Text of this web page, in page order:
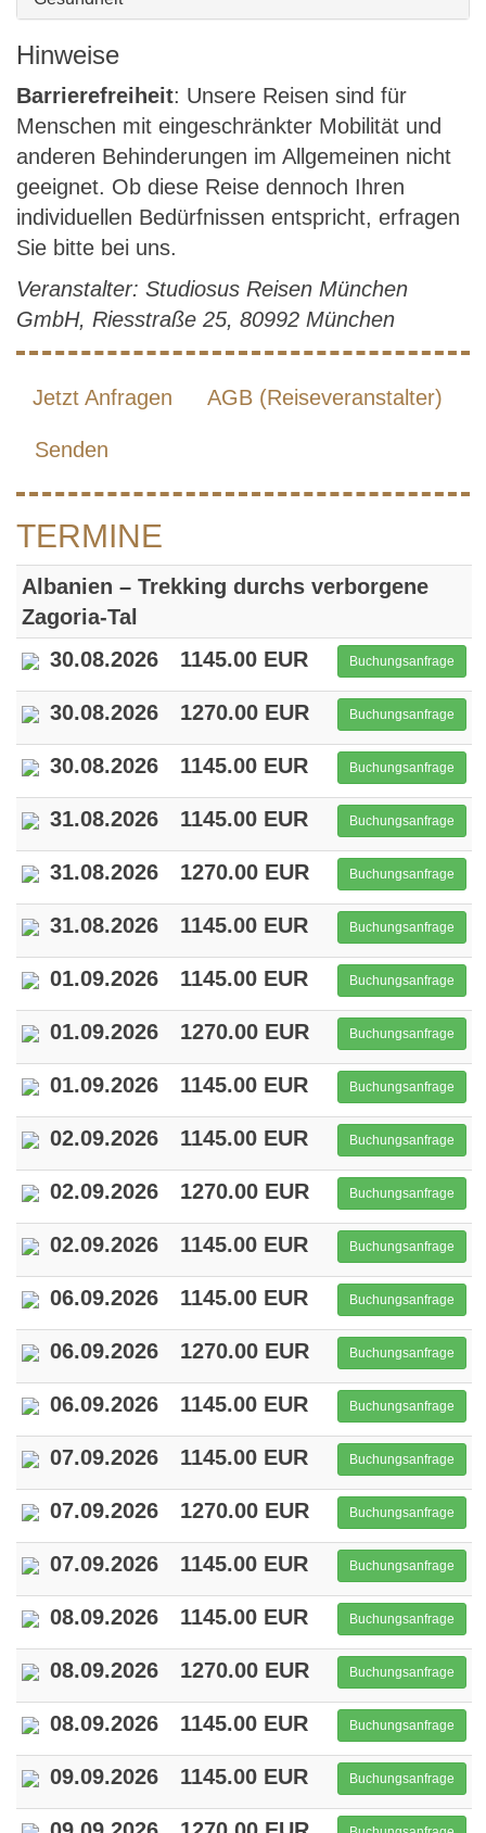
Hinweise
Barrierefreiheit: Unsere Reisen sind für
Menschen mit eingeschränkter Mobilität und
anderen Behinderungen im Allgemeinen nicht
geeignet. Ob diese Reise dennoch Ihren
individuellen Bedürfnissen entspricht, erfragen
Sie bitte bei uns.
Veranstalter: Studiosus Reisen München
GmbH, Riesstraße 25, 80992 München
Jetzt Anfragen AGB (Reiseveranstalter)
Senden
TERMINE
Albanien – Trekking durchs verborgene
Zagoria-Tal
30.08.2026
1145.00 EUR Buchungsanfrage
30.08.2026 1270.00 EUR Buchungsanfrage
30.08.2026 1145.00 EUR Buchungsanfrage
31.08.2026 1145.00 EUR Buchungsanfrage
31.08.2026 1270.00 EUR Buchungsanfrage
31.08.2026 1145.00 EUR Buchungsanfrage
01.09.2026 1145.00 EUR Buchungsanfrage
01.09.2026 1270.00 EUR Buchungsanfrage
01.09.2026 1145.00 EUR Buchungsanfrage
02.09.2026 1145.00 EUR Buchungsanfrage
02.09.2026 1270.00 EUR Buchungsanfrage
02.09.2026 1145.00 EUR Buchungsanfrage
06.09.2026 1145.00 EUR Buchungsanfrage
06.09.2026 1270.00 EUR Buchungsanfrage
06.09.2026 1145.00 EUR Buchungsanfrage
07.09.2026 1145.00 EUR Buchungsanfrage
07.09.2026 1270.00 EUR Buchungsanfrage
07.09.2026 1145.00 EUR Buchungsanfrage
08.09.2026 1145.00 EUR Buchungsanfrage
08.09.2026 1270.00 EUR Buchungsanfrage
08.09.2026 1145.00 EUR Buchungsanfrage
09.09.2026 1145.00 EUR Buchungsanfrage